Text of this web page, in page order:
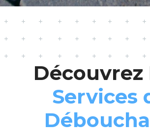
Découvrez
Services